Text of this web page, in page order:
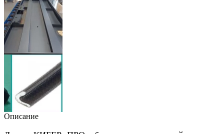
Описание